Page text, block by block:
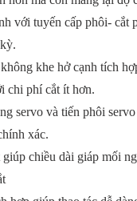
với tuyến cấp phôi- cắt
khe hở cạnh tích
chi phí cắt ít hơn.
servo và tiến phôi
xác.
chiều dài giáp mối